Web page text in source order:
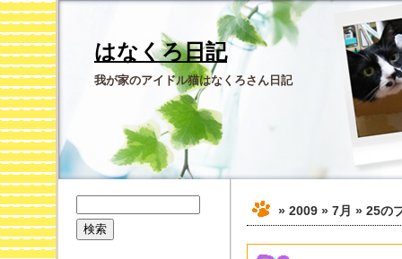
はなくろ日記
我が家のアイドル猫はなくろさん日記
» 2009 » 7月 » 25の